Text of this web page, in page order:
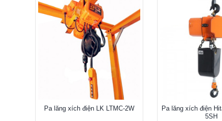
Pa lăng xích điện LK LTMC-2W
Pa lăng xích điện
5SH